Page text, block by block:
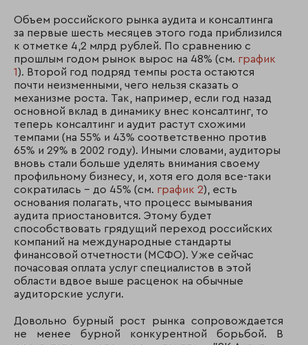
Объем российского рынка аудита и консалтинга
за первые шесть месяцев этого года приблизился
к отметке 4,2 млрд рублей. По сравнению с
прошлым годом рынок вырос на 48% (см. график
1). Второй год подряд темпы роста остаются
почти неизменными, чего нельзя сказать о
механизме роста. Так, например, если год назад
основной вклад в динамику внес консалтинг, то
теперь консалтинг и аудит растут схожими
темпами (на 55% и 43% соответственно против
65% и 29% в 2002 году). Иными словами, аудиторы
вновь стали больше уделять внимания своему
профильному бизнесу, и, хотя его доля все-таки
сократилась - до 45% (см. график 2), есть
основания полагать, что процесс вымывания
аудита приостановится. Этому будет
способствовать грядущий переход российских
компаний на международные стандарты
финансовой отчетности (МСФО). Уже сейчас
почасовая оплата услуг специалистов в этой
области вдвое выше расценок на обычные
аудиторские услуги.
Довольно бурный рост рынка сопровождается
не менее бурной конкурентной борьбой. В